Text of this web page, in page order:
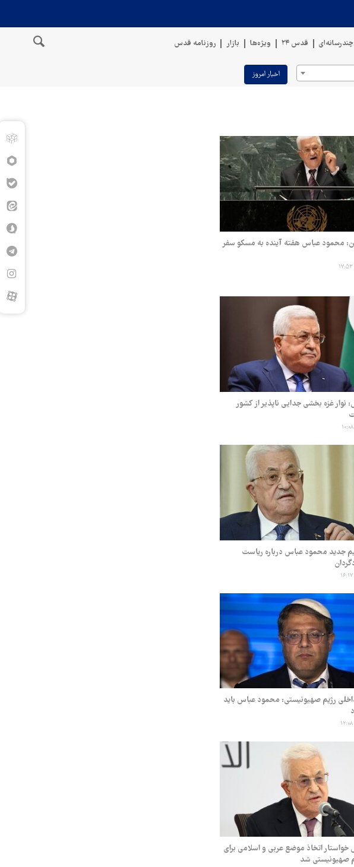
چندرسانه‌ای قدس ۲۴ ویژه‌ها بازار روزنامه قدس
اخبار امروز
محمود عباس هفته‌ آینده به مسکو سفر
غزه بخشی جدایی ناپذیر از کشور
جدید محمود عباس درباره ریاست
رژیم صهیونیستی: محمود عباس باید
اتخاذ موضع عربی و اسلامی برای
صهیونیستی شد